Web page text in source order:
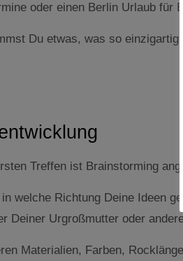
oder einen Berlin Urlaub für
Du etwas, was so
Treffen ist Brainstorming
welche Richtung Deine Ideen
Deiner Urgroßmutter oder
Materialien, Farben,